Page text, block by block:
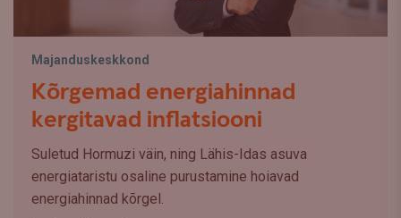
Majanduskeskkond
Kõrgemad energiahinnad
kergitavad inflatsiooni
Suletud Hormuzi väin, ning Lähis-Idas asuva
energiataristu osaline purustamine hoiavad
energiahinnad kõrgel.